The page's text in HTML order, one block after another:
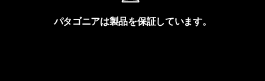
パタゴニアは製品を保証しています。